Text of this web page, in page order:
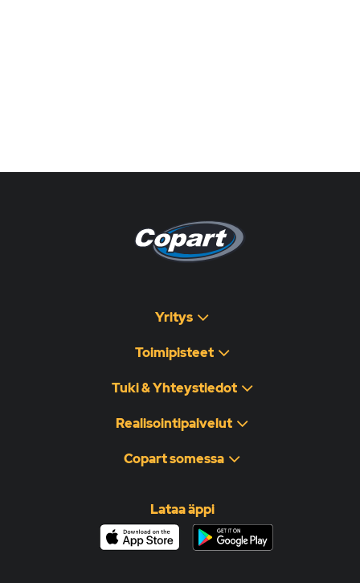
Yritys
Toimipisteet
Tuki & Yhteystiedot
Realisointipalvelut
Copart somessa
Lataa äppi